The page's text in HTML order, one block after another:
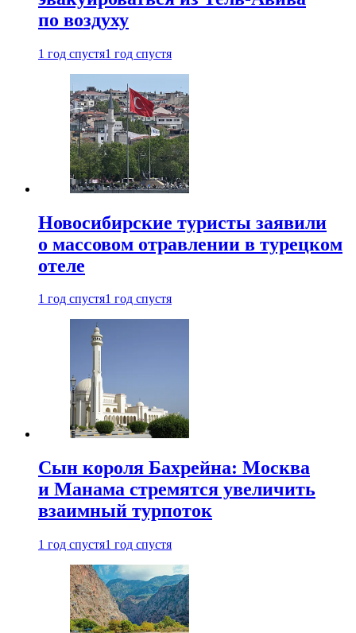
по воздуху
1 год спустя1 год спустя
Новосибирские туристы заявили
о массовом отравлении в турецком
отеле
1 год спустя1 год спустя
Сын короля Бахрейна: Москва
и Манама стремятся увеличить
взаимный турпоток
1 год спустя1 год спустя